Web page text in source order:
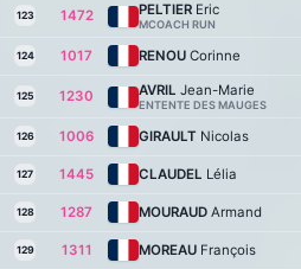
123 1472 PELTIER Eric
MCOACH RUN
124 1017 RENOU Corinne
125 1230 AVRIL Jean-Marie
ENTENTE DES MAUGES
126 1006 GIRAULT Nicolas
127 1445 CLAUDEL Lélia
128 1287 MOURAUD Armand
129 1311 MOREAU François